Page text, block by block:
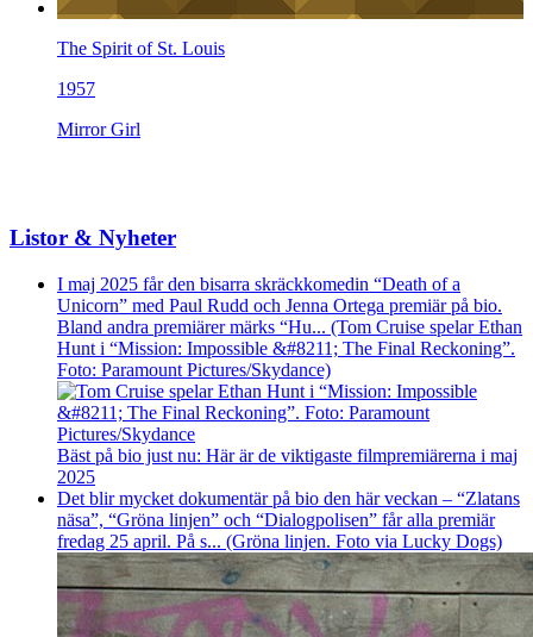
The Spirit of St. Louis
1957
Mirror Girl
Listor & Nyheter
I maj 2025 får den bisarra skräckkomedin “Death of a
Unicorn” med Paul Rudd och Jenna Ortega premiär på bio.
Bland andra premiärer märks “Hu... (Tom Cruise spelar Ethan
Hunt i “Mission: Impossible &#8211; The Final Reckoning”.
Foto: Paramount Pictures/Skydance)
Bäst på bio just nu: Här är de viktigaste filmpremiärerna i maj
2025
Det blir mycket dokumentär på bio den här veckan – “Zlatans
näsa”, “Gröna linjen” och “Dialogpolisen” får alla premiär
fredag 25 april. På s... (Gröna linjen. Foto via Lucky Dogs)